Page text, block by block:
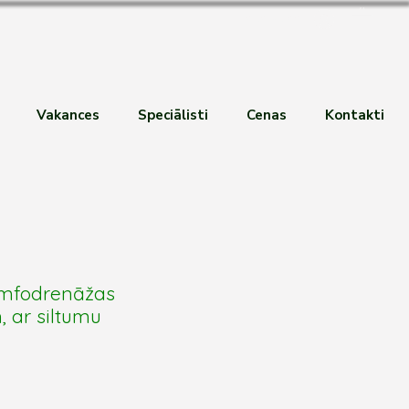
Vakances Speciālisti Cenas Kontakti
ar siltumu